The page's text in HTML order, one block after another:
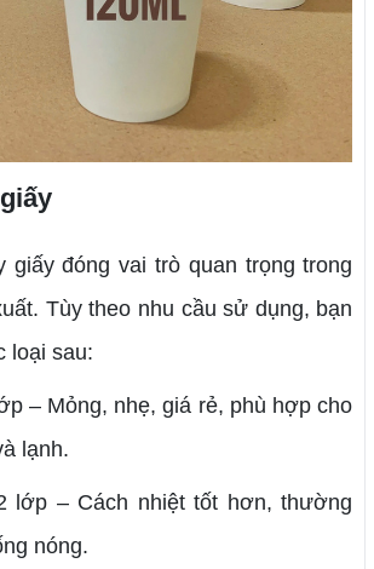
đóng vai trò quan trọng trong
Tùy theo nhu cầu sử dụng, bạn
loại sau:
– Mỏng, nhẹ, giá rẻ, phù hợp cho
lạnh.
– Cách nhiệt tốt hơn, thường
nóng.